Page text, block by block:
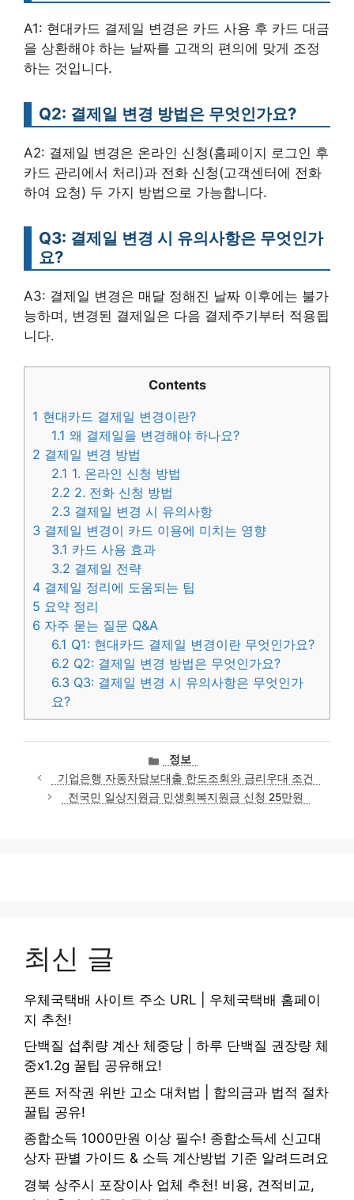
A1: 현대카드 결제일 변경은 카드 사용 후 카드 대금
을 상환해야 하는 날짜를 고객의 편의에 맞게 조정
하는 것입니다.
Q2: 결제일 변경 방법은 무엇인가요?
A2: 결제일 변경은 온라인 신청(홈페이지 로그인 후
카드 관리에서 처리)과 전화 신청(고객센터에 전화
하여 요청) 두 가지 방법으로 가능합니다.
Q3: 결제일 변경 시 유의사항은 무엇인가
요?
A3: 결제일 변경은 매달 정해진 날짜 이후에는 불가
능하며, 변경된 결제일은 다음 결제주기부터 적용됩
니다.
Contents
1 현대카드 결제일 변경이란?
1.1 왜 결제일을 변경해야 하나요?
2 결제일 변경 방법
2.1 1. 온라인 신청 방법
2.2 2. 전화 신청 방법
2.3 결제일 변경 시 유의사항
3 결제일 변경이 카드 이용에 미치는 영향
3.1 카드 사용 효과
3.2 결제일 전략
4 결제일 정리에 도움되는 팁
5 요약 정리
6 자주 묻는 질문 Q&A
6.1 Q1: 현대카드 결제일 변경이란 무엇인가요?
6.2 Q2: 결제일 변경 방법은 무엇인가요?
6.3 Q3: 결제일 변경 시 유의사항은 무엇인가
요?
카
테
고
리
정보
기업은행 자동차담보대출 한도조회와 금리우대 조건
전국민 일상지원금 민생회복지원금 신청 25만원
최신 글
우체국택배 사이트 주소 URL | 우체국택배 홈페이
지 추천!
단백질 섭취량 계산 체중당 | 하루 단백질 권장량 체
중x1.2g 꿀팁 공유해요!
폰트 저작권 위반 고소 대처법 | 합의금과 법적 절차
꿀팁 공유!
종합소득 1000만원 이상 필수! 종합소득세 신고대
상자 판별 가이드 & 소득 계산방법 기준 알려드려요
경북 상주시 포장이사 업체 추천! 비용, 견적비교,